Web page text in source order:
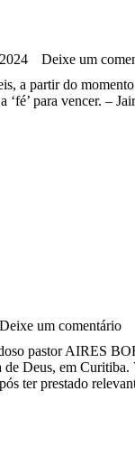
Deixe um
a partir do
‘fé’ para vencer. –
Deixe um comentário
pastor AIRES
de Deus, em
ter prestado